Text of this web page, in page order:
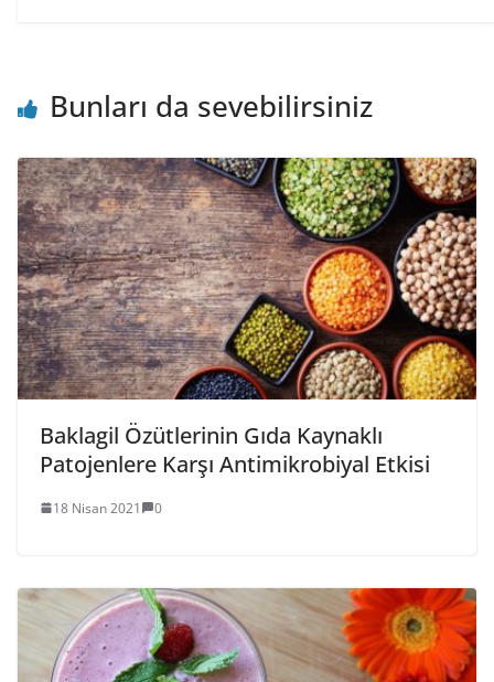
Bunları da sevebilirsiniz
Baklagil Özütlerinin Gıda Kaynaklı
Patojenlere Karşı Antimikrobiyal Etkisi
18 Nisan 2021 0